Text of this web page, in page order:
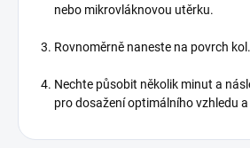
nebo mikrovláknovou utěrku.
Rovnoměrně naneste na povrch kol.
Nechte působit několik minut a
pro dosažení optimálního vzhledu